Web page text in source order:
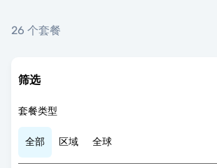
26 个套餐
筛选
套餐类型
全部 区域 全球